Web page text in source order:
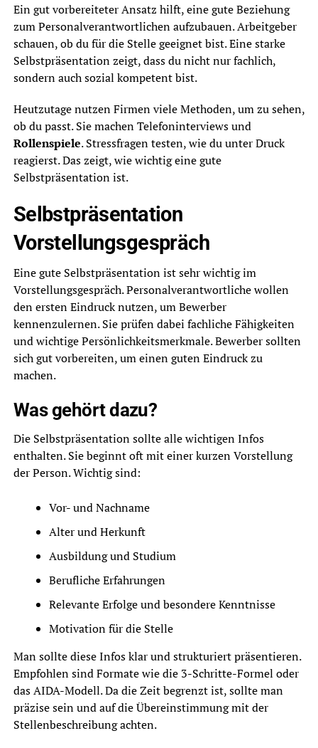
Ein gut vorbereiteter Ansatz hilft, eine gute Beziehung
zum Personalverantwortlichen aufzubauen. Arbeitgeber
schauen, ob du für die Stelle geeignet bist. Eine starke
Selbstpräsentation zeigt, dass du nicht nur fachlich,
sondern auch sozial kompetent bist.
Heutzutage nutzen Firmen viele Methoden, um zu sehen,
ob du passt. Sie machen Telefoninterviews und
Rollenspiele. Stressfragen testen, wie du unter Druck
reagierst. Das zeigt, wie wichtig eine gute
Selbstpräsentation ist.
Selbstpräsentation
Vorstellungsgespräch
Eine gute Selbstpräsentation ist sehr wichtig im
Vorstellungsgespräch. Personalverantwortliche wollen
den ersten Eindruck nutzen, um Bewerber
kennenzulernen. Sie prüfen dabei fachliche Fähigkeiten
und wichtige Persönlichkeitsmerkmale. Bewerber sollten
sich gut vorbereiten, um einen guten Eindruck zu
machen.
Was gehört dazu?
Die Selbstpräsentation sollte alle wichtigen Infos
enthalten. Sie beginnt oft mit einer kurzen Vorstellung
der Person. Wichtig sind:
Vor- und Nachname
Alter und Herkunft
Ausbildung und Studium
Berufliche Erfahrungen
Relevante Erfolge und besondere Kenntnisse
Motivation für die Stelle
Man sollte diese Infos klar und strukturiert präsentieren.
Empfohlen sind Formate wie die 3-Schritte-Formel oder
das AIDA-Modell. Da die Zeit begrenzt ist, sollte man
präzise sein und auf die Übereinstimmung mit der
Stellenbeschreibung achten.